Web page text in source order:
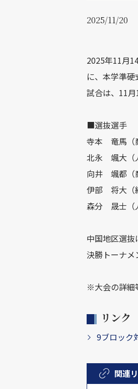
2025/11/20
2025年11月
に、本学準硬
試合は、11
■選抜選手
寺本 竜馬（
北永 颯大（
向井 颯都（
伊部 将大（
森分 晟士（
中国地区選抜
決勝トーナメ
※大会の詳細
リンク
9ブロック
関連